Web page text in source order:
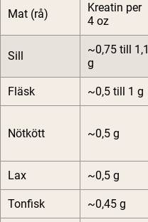
Mat (rå)
Kreatin per
4 oz
Sill
~0,75 till 1,1
g
Fläsk ~0,5 till 1 g
Nötkött ~0,5 g
Lax ~0,5 g
Tonfisk ~0,45 g